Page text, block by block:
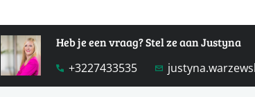
Heb je een vraag? Stel ze aan Justyna
+3227433535